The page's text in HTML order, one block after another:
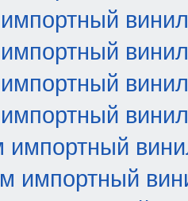
винил
винил
винил
винил
импортный
импортный